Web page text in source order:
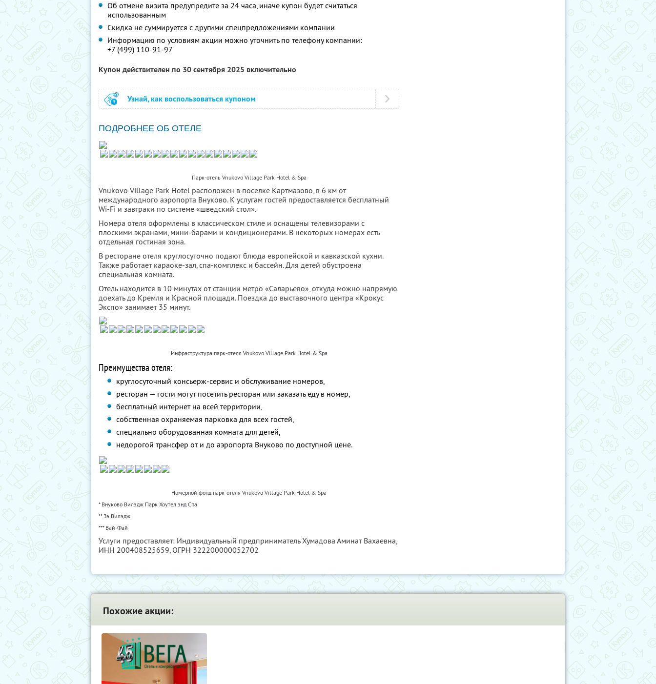
Об отмене визита предупредите за 24 часа, иначе купон будет считаться
использованным
Скидка не суммируется с другими спецпредложениями компании
Информацию по условиям акции можно уточнить по телефону компании:
+7 (499) 110-91-97
Купон действителен по 30 сентября 2025 включительно
Узнай, как воспользоваться купоном
ПОДРОБНЕЕ ОБ ОТЕЛЕ
Парк-отель Vnukovo Village Park Hotel & Spa
Vnukovo Village Park Hotel расположен в поселке Картмазово, в 6 км от
международного аэропорта Внуково. К услугам гостей предоставляется бесплатный
Wi-Fi и завтраки по системе «шведский стол».
Номера отеля оформлены в классическом стиле и оснащены телевизорами с
плоскими экранами, мини-барами и кондиционерами. В некоторых номерах есть
отдельная гостиная зона.
В ресторане отеля круглосуточно подают блюда европейской и кавказской кухни.
Также работает караоке-зал, спа-комплекс и бассейн. Для детей обустроена
специальная комната.
Отель находится в 10 минутах от станции метро «Саларьево», откуда можно напрямую
доехать до Кремля и Красной площади. Поездка до выставочного центра «Крокус
Экспо» занимает 35 минут.
Инфраструктура парк-отеля Vnukovo Village Park Hotel & Spa
Преимущества отеля:
круглосуточный консьерж-сервис и обслуживание номеров,
ресторан — гости могут посетить ресторан или заказать еду в номер,
бесплатный интернет на всей территории,
собственная охраняемая парковка для всех гостей,
специально оборудованная комната для детей,
недорогой трансфер от и до аэропорта Внуково по доступной цене.
Номерной фонд парк-отеля Vnukovo Village Park Hotel & Spa
* Внуково Вилэдж Парк Хоутел энд Спа
** Зэ Вилэдж
*** Вай-Фай
Услуги предоставляет: Индивидуальный предприниматель Хумадова Аминат Вахаевна,
ИНН 200408525659, ОГРН 322200000052702
Похожие акции: